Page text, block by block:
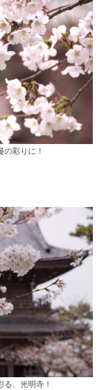
彩りに！
、光明寺！